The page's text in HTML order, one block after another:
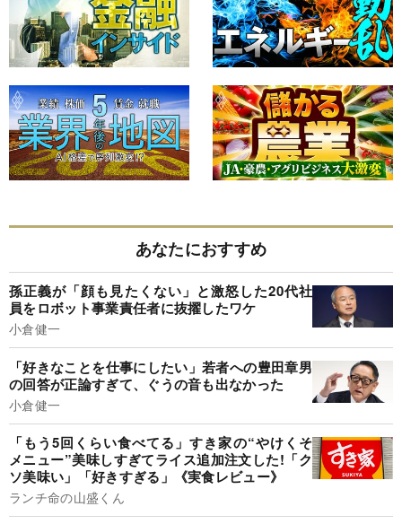
あなたにおすすめ
孫正義が「顔も見たくない」と激怒した20代社
員をロボット事業責任者に抜擢したワケ
小倉健一
「好きなことを仕事にしたい」若者への豊田章男
の回答が正論すぎて、ぐうの音も出なかった
小倉健一
「もう5回くらい食べてる」すき家の“やけくそ
メニュー”美味しすぎてライス追加注文した!「ク
ソ美味い」「好きすぎる」《実食レビュー》
ランチ命の山盛くん